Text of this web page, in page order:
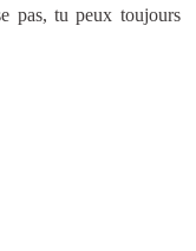
pas, tu peux toujours